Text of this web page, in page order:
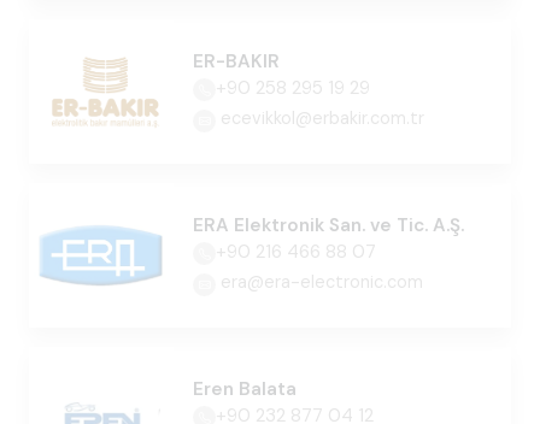
ER-BAKIR
+90 258 295 19 29
ecevikkol@erbakir.com.tr
ERA Elektronik San. ve Tic. A.Ş.
+90 216 466 88 07
era@era-electronic.com
Eren Balata
+90 232 877 04 12